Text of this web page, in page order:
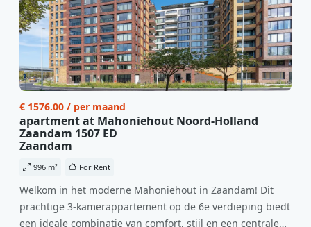
€ 1576.00 / per maand
apartment at Mahoniehout Noord-Holland
Zaandam 1507 ED
Zaandam
996 m² For Rent
Welkom in het moderne Mahoniehout in Zaandam! Dit
prachtige 3-kamerappartement op de 6e verdieping biedt
een ideale combinatie van comfort, stijl en een centrale